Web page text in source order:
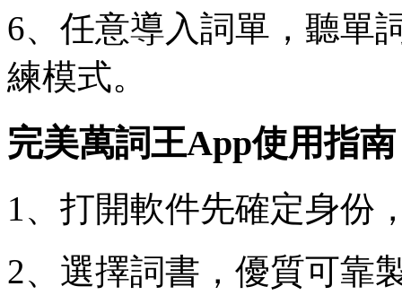
6、任意導入詞單，聽單
練模式。
完美萬詞王App使用指南
1、打開軟件先確定身份
2、選擇詞書，優質可靠